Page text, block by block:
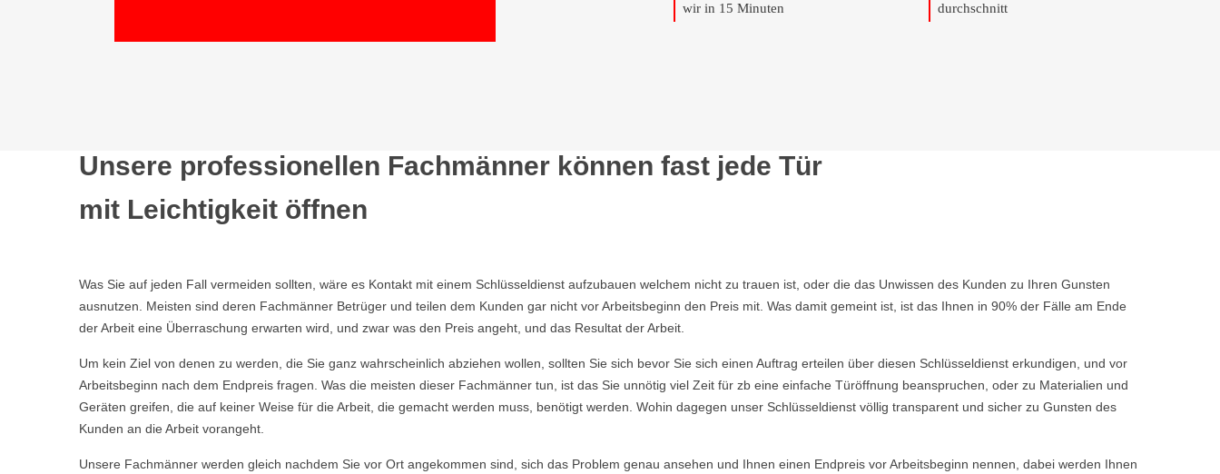
wir in 15 Minuten
durchschnitt
Unsere professionellen Fachmänner können fast jede Tür
mit Leichtigkeit öffnen
Was Sie auf jeden Fall vermeiden sollten, wäre es Kontakt mit einem Schlüsseldienst aufzubauen welchem nicht zu trauen ist, oder die das Unwissen des Kunden zu Ihren Gunsten
ausnutzen. Meisten sind deren Fachmänner Betrüger und teilen dem Kunden gar nicht vor Arbeitsbeginn den Preis mit. Was damit gemeint ist, ist das Ihnen in 90% der Fälle am Ende
der Arbeit eine Überraschung erwarten wird, und zwar was den Preis angeht, und das Resultat der Arbeit.
Um kein Ziel von denen zu werden, die Sie ganz wahrscheinlich abziehen wollen, sollten Sie sich bevor Sie sich einen Auftrag erteilen über diesen Schlüsseldienst erkundigen, und vor
Arbeitsbeginn nach dem Endpreis fragen. Was die meisten dieser Fachmänner tun, ist das Sie unnötig viel Zeit für zb eine einfache Türöffnung beanspruchen, oder zu Materialien und
Geräten greifen, die auf keiner Weise für die Arbeit, die gemacht werden muss, benötigt werden. Wohin dagegen unser Schlüsseldienst völlig transparent und sicher zu Gunsten des
Kunden an die Arbeit vorangeht.
Unsere Fachmänner werden gleich nachdem Sie vor Ort angekommen sind, sich das Problem genau ansehen und Ihnen einen Endpreis vor Arbeitsbeginn nennen, dabei werden Ihnen